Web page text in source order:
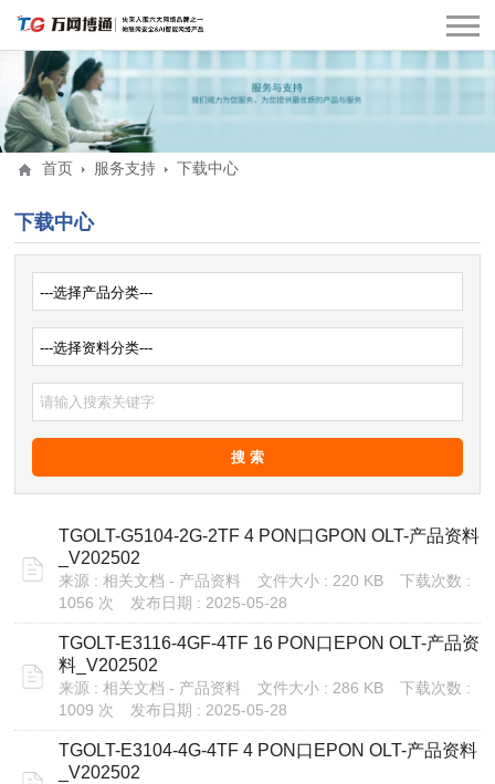
首页 服务支持 下载中心
下载中心
TGOLT-G5104-2G-2TF 4 PON口GPON OLT-产品资料
_V202502
来源 : 相关文档 - 产品资料 文件大小 : 220 KB
下载次数 :
1056 次
发布日期 : 2025-05-28
TGOLT-E3116-4GF-4TF 16 PON口EPON OLT-产品资
料_V202502
来源 : 相关文档 - 产品资料 文件大小 : 286 KB
下载次数 :
1009 次
发布日期 : 2025-05-28
TGOLT-E3104-4G-4TF 4 PON口EPON OLT-产品资料
_V202502